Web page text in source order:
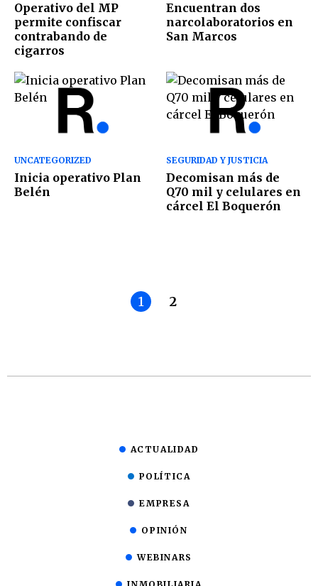
Operativo del MP
permite confiscar
contrabando de
cigarros
Encuentran dos
narcolaboratorios en
San Marcos
UNCATEGORIZED
Inicia operativo Plan
Belén
SEGURIDAD Y JUSTICIA
Decomisan más de
Q70 mil y celulares en
cárcel El Boquerón
1 2
ACTUALIDAD
POLÍTICA
EMPRESA
OPINIÓN
WEBINARS